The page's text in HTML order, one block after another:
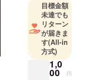
目標金額
未達でも
リターン
が届きま
す(All-in
方式)
1,0
00 円